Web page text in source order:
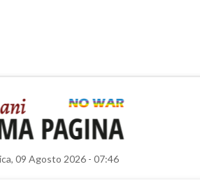
09 Agosto 2026 - 07:46